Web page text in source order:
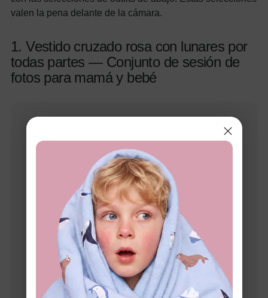
valen la pena delante de la cámara.
1. Vestido cruzado rosa con lunares por
todas partes — Conjunto de sesión de
fotos para mamá y bebé